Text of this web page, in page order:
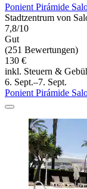
Ponient Pirámide
Stadtzentrum von
7,8/10
Gut
(251 Bewertungen)
130 €
inkl. Steuern &
6. Sept.–7. Sept.
Ponient Pirámide